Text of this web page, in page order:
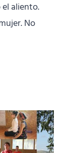
aliento.
No